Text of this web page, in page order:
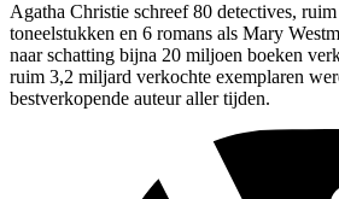
Agatha Christie schreef 80 detectives,
toneelstukken en 6 romans als Mary
naar schatting bijna 20 miljoen boeken
ruim 3,2 miljard verkochte exemplaren
bestverkopende auteur aller tijden.